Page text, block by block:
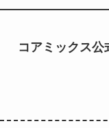
コアミックス公